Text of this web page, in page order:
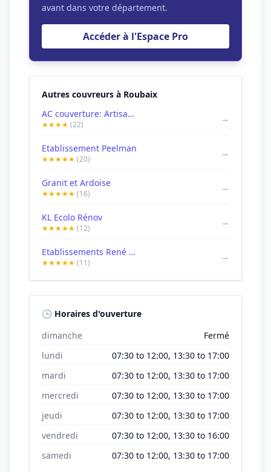
avant dans votre département.
Accéder à l'Espace Pro
Autres couvreurs à Roubaix
AC couverture: Artisan couvreur Rénovation réparation toiture Étanchéité isolation Travaux maçonnerie Bac Acier Nord 59 Lille
★★★★ (22)
→
Etablissement Peelman
★★★★★ (20)
→
Granit et Ardoise
★★★★★ (16)
→
KL Ecolo Rénov
★★★★★ (12)
→
Etablissements René Delporte
★★★★★ (11)
→
🕒 Horaires d'ouverture
dimanche
Fermé
lundi
07:30 to 12:00, 13:30 to 17:00
mardi
07:30 to 12:00, 13:30 to 17:00
mercredi
07:30 to 12:00, 13:30 to 17:00
jeudi
07:30 to 12:00, 13:30 to 17:00
vendredi
07:30 to 12:00, 13:30 to 16:00
samedi
07:30 to 12:00, 13:30 to 17:00